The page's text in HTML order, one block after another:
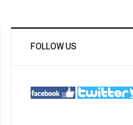
FOLLOW US